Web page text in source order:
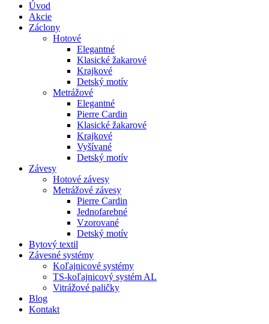
Úvod
Akcie
Záclony
Hotové
Elegantné
Klasické žakarové
Krajkové
Detský motív
Metrážové
Elegantné
Pierre Cardin
Klasické žakarové
Krajkové
Vyšívané
Detský motív
Závesy
Hotové závesy
Metrážové závesy
Pierre Cardin
Jednofarebné
Vzorované
Detský motív
Bytový textil
Závesné systémy
Koľajnicové systémy
TS-koľajnicový systém AL
Vitrážové paličky
Blog
Kontakt